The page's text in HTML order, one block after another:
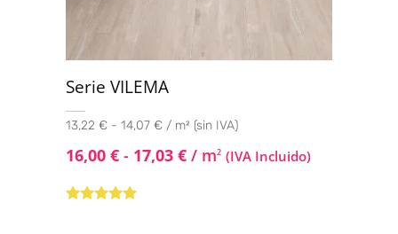
Serie VILEMA
13,22 € - 14,07 € / m² (sin IVA)
16,00 € - 17,03 € / m2 (IVA Incluido)